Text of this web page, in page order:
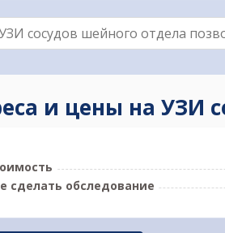
и цены на УЗИ
сделать обследование